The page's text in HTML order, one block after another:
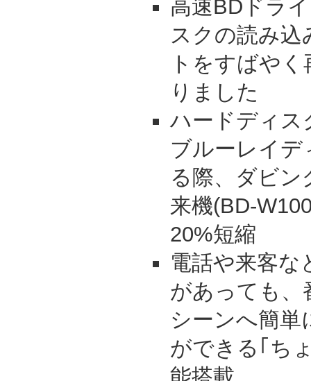
高速BDドラ
スクの読み込
トをすばや
りました
ハードディス
ブルーレイ
る際、ダビン
来機(BD-
20%短縮
電話や来客な
があっても、
シーンへ簡単
ができる｢ち